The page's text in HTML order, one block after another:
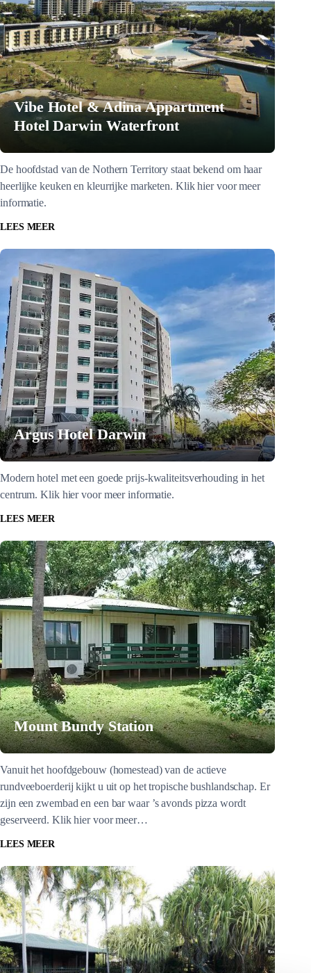
Vibe Hotel & Adina Appartment
Hotel Darwin Waterfront
De hoofdstad van de Nothern Territory staat bekend om haar
heerlijke keuken en kleurrijke marketen. Klik hier voor meer
informatie.
LEES MEER
Argus Hotel Darwin
Modern hotel met een goede prijs-kwaliteitsverhouding in het
centrum. Klik hier voor meer informatie.
LEES MEER
Mount Bundy Station
Vanuit het hoofdgebouw (homestead) van de actieve
rundveeboerderij kijkt u uit op het tropische bushlandschap. Er
zijn een zwembad en een bar waar ’s avonds pizza wordt
geserveerd. Klik hier voor meer…
LEES MEER